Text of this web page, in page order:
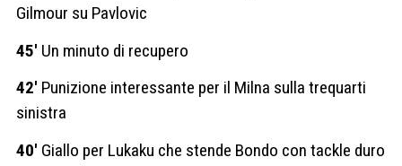
Gilmour su Pavlovic
45′ Un minuto di recupero
42′ Punizione interessante per il Milna sulla trequarti
sinistra
40′ Giallo per Lukaku che stende Bondo con tackle duro